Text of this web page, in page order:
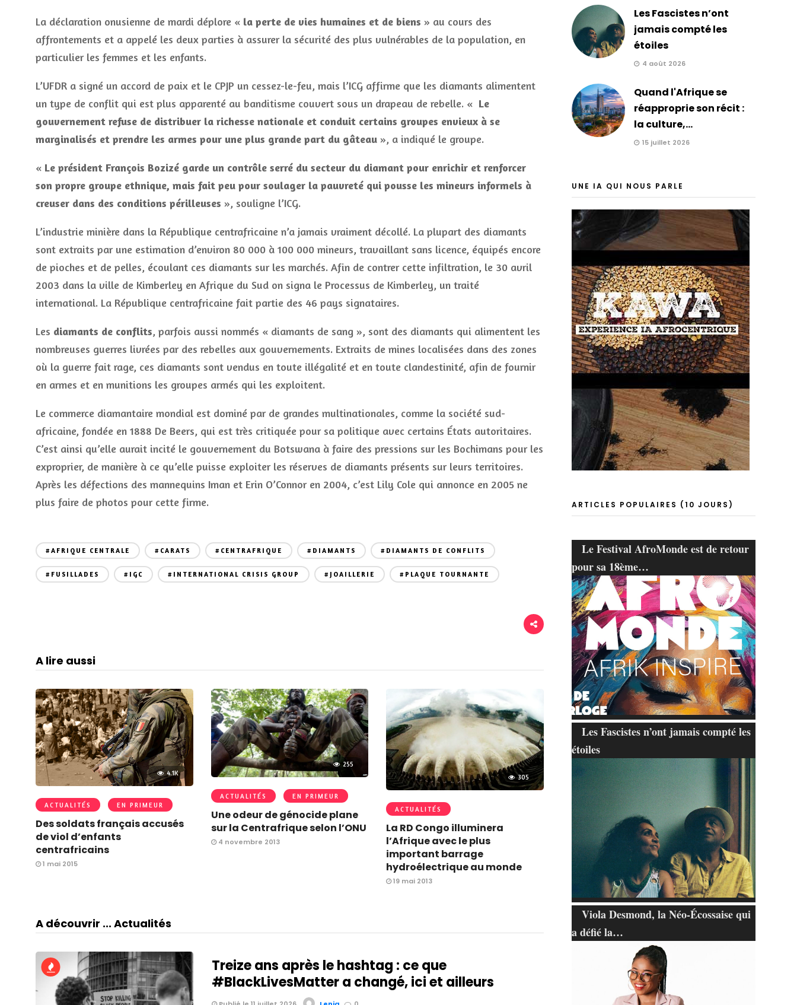
La déclaration onusienne de mardi déplore « la perte de vies humaines et de biens » au cours des
affrontements et a appelé les deux parties à assurer la sécurité des plus vulnérables de la population, en
particulier les femmes et les enfants.
L’UFDR a signé un accord de paix et le CPJP un cessez-le-feu, mais l’ICG affirme que les diamants alimentent
un type de conflit qui est plus apparenté au banditisme couvert sous un drapeau de rebelle. « Le
gouvernement refuse de distribuer la richesse nationale et conduit certains groupes envieux à se
marginalisés et prendre les armes pour une plus grande part du gâteau », a indiqué le groupe.
« Le président François Bozizé garde un contrôle serré du secteur du diamant pour enrichir et renforcer
son propre groupe ethnique, mais fait peu pour soulager la pauvreté qui pousse les mineurs informels à
creuser dans des conditions périlleuses », souligne l’ICG.
L’industrie minière dans la République centrafricaine n’a jamais vraiment décollé. La plupart des diamants
sont extraits par une estimation d’environ 80 000 à 100 000 mineurs, travaillant sans licence, équipés encore
de pioches et de pelles, écoulant ces diamants sur les marchés. Afin de contrer cette infiltration, le 30 avril
2003 dans la ville de Kimberley en Afrique du Sud on signa le Processus de Kimberley, un traité
international. La République centrafricaine fait partie des 46 pays signataires.
Les diamants de conflits, parfois aussi nommés « diamants de sang », sont des diamants qui alimentent les
nombreuses guerres livrées par des rebelles aux gouvernements. Extraits de mines localisées dans des zones
où la guerre fait rage, ces diamants sont vendus en toute illégalité et en toute clandestinité, afin de fournir
en armes et en munitions les groupes armés qui les exploitent.
Le commerce diamantaire mondial est dominé par de grandes multinationales, comme la société sud-
africaine, fondée en 1888 De Beers, qui est très critiquée pour sa politique avec certains États autoritaires.
C’est ainsi qu’elle aurait incité le gouvernement du Botswana à faire des pressions sur les Bochimans pour les
exproprier, de manière à ce qu’elle puisse exploiter les réserves de diamants présents sur leurs territoires.
Après les défections des mannequins Iman et Erin O’Connor en 2004, c’est Lily Cole qui annonce en 2005 ne
plus faire de photos pour cette firme.
#AFRIQUE CENTRALE #CARATS #CENTRAFRIQUE #DIAMANTS #DIAMANTS DE CONFLITS
#FUSILLADES #IGC #INTERNATIONAL CRISIS GROUP #JOAILLERIE #PLAQUE TOURNANTE
A lire aussi
4.1K
ACTUALITÉS EN PRIMEUR
Des soldats français accusés
de viol d’enfants
centrafricains
1 mai 2015
255
ACTUALITÉS EN PRIMEUR
Une odeur de génocide plane
sur la Centrafrique selon l’ONU
4 novembre 2013
305
ACTUALITÉS
La RD Congo illuminera
l’Afrique avec le plus
important barrage
hydroélectrique au monde
19 mai 2013
A découvrir ... Actualités
Treize ans après le hashtag : ce que
#BlackLivesMatter a changé, ici et ailleurs
Les Fascistes n’ont
jamais compté les
étoiles
4 août 2026
Quand l'Afrique se
réapproprie son récit :
la culture,...
15 juillet 2026
UNE IA QUI NOUS PARLE
ARTICLES POPULAIRES (10 JOURS)
Le Festival AfroMonde est de retour
pour sa 18ème…
Les Fascistes n’ont jamais compté les
étoiles
Viola Desmond, la Néo-Écossaise qui
a défié la…